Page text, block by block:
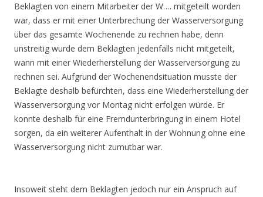
Beklagten von einem Mitarbeiter der W…. mitgeteilt worden
war, dass er mit einer Unterbrechung der Wasserversorgung
über das gesamte Wochenende zu rechnen habe, denn
unstreitig wurde dem Beklagten jedenfalls nicht mitgeteilt,
wann mit einer Wiederherstellung der Wasserversorgung zu
rechnen sei. Aufgrund der Wochenendsituation musste der
Beklagte deshalb befürchten, dass eine Wiederherstellung der
Wasserversorgung vor Montag nicht erfolgen würde. Er
konnte deshalb für eine Fremdunterbringung in einem Hotel
sorgen, da ein weiterer Aufenthalt in der Wohnung ohne eine
Wasserversorgung nicht zumutbar war.
Insoweit steht dem Beklagten jedoch nur ein Anspruch auf